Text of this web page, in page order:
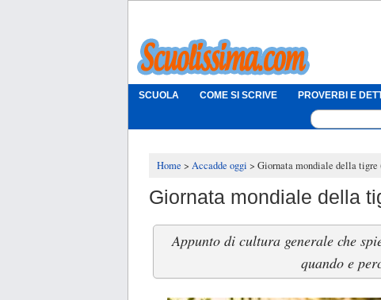
SCUOLA COME SI SCRIVE PROVERBI E
Home Accadde oggi Giornata mondiale della
Giornata mondiale della
Appunto di cultura generale che
quando e